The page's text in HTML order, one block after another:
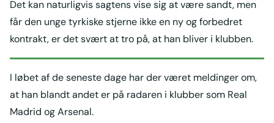
Det kan naturligvis sagtens vise sig at være sandt, men
får den unge tyrkiske stjerne ikke en ny og forbedret
kontrakt, er det svært at tro på, at han bliver i klubben.
I løbet af de seneste dage har der været meldinger om,
at han blandt andet er på radaren i klubber som Real
Madrid og Arsenal.